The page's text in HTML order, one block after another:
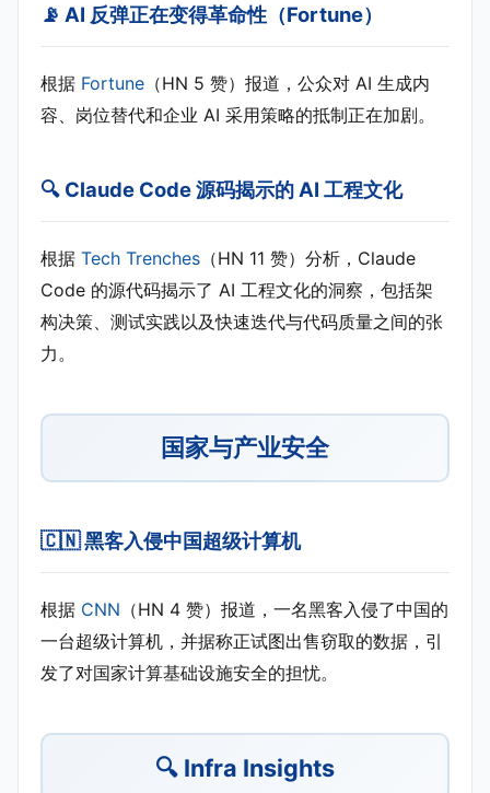
📡 AI 反弹正在变得革命性（Fortune）
根据 Fortune （HN 5 赞）报道，公众对 AI 生成内
容、岗位替代和企业 AI 采用策略的抵制正在加剧。
🔍 Claude Code 源码揭示的 AI 工程文化
根据 Tech Trenches （HN 11 赞）分析，Claude
Code 的源代码揭示了 AI 工程文化的洞察，包括架
构决策、测试实践以及快速迭代与代码质量之间的张
力。
国家与产业安全
🇨🇳 黑客入侵中国超级计算机
根据 CNN （HN 4 赞）报道，一名黑客入侵了中国的
一台超级计算机，并据称正试图出售窃取的数据，引
发了对国家计算基础设施安全的担忧。
🔍 Infra Insights